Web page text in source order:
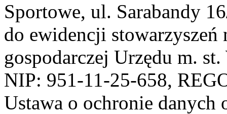
Sportowe, ul. Sarabandy
do ewidencji stowarzyszeń
gospodarczej Urzędu m.
NIP: 951-11-25-658,
Ustawa o ochronie danych